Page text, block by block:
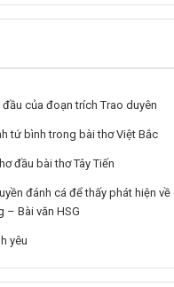
đầu của đoạn trích Trao duyên
tứ bình trong bài thơ Việt Bắc
đầu bài thơ Tây Tiến
đánh cá để thấy phát hiện
– Bài văn HSG
yêu